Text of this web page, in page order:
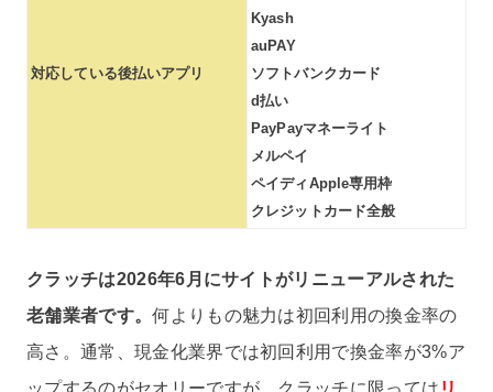
対応している後払いアプリ
Kyash
auPAY
ソフトバンクカード
d払い
PayPayマネーライト
メルペイ
ペイディApple専用枠
クレジットカード全般
クラッチは2026年6月にサイトがリニューアルされた
老舗業者です。何よりもの魅力は初回利用の換金率の
高さ。通常、現金化業界では初回利用で換金率が3%ア
ップするのがセオリーですが、クラッチに限っては リ